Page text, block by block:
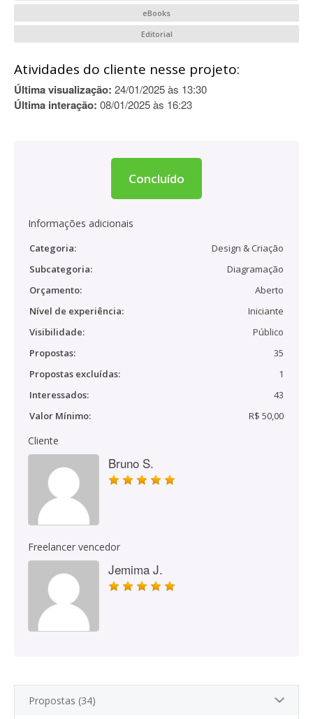
eBooks
Editorial
Atividades do cliente nesse projeto:
Última visualização: 24/01/2025 às 13:30
Última interação: 08/01/2025 às 16:23
Concluído
Informações adicionais
Categoria:
Design & Criação
Subcategoria:
Diagramação
Orçamento:
Aberto
Nível de experiência:
Iniciante
Visibilidade:
Público
Propostas:
35
Propostas excluídas:
1
Interessados:
43
Valor Mínimo:
R$ 50,00
Cliente
Bruno S.
Freelancer vencedor
Jemima J.
Propostas (34)